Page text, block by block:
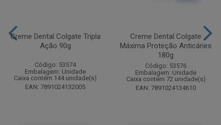
Creme Dental Colgate Tripla
Ação 90g
Código: 53574
Embalagem: Unidade
Caixa contém 144 unidade(s)
EAN: 7891024132005
Creme Dental Colgate
Máxima Proteção Anticáries
180g
Código: 53576
Embalagem: Unidade
Caixa contém 72 unidade(s)
EAN: 7891024134610